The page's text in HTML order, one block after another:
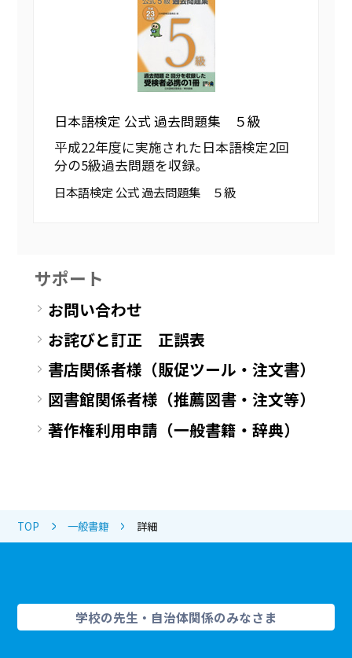
日本語検定 公式 過去問題集 ５級
平成22年度に実施された日本語検定2回
分の5級過去問題を収録。
日本語検定 公式 過去問題集 ５級
サポート
お問い合わせ
お詫びと訂正 正誤表
書店関係者様（販促ツール・注文書）
図書館関係者様（推薦図書・注文等）
著作権利用申請（一般書籍・辞典）
TOP 一般書籍 詳細
学校の先生・自治体関係のみなさま